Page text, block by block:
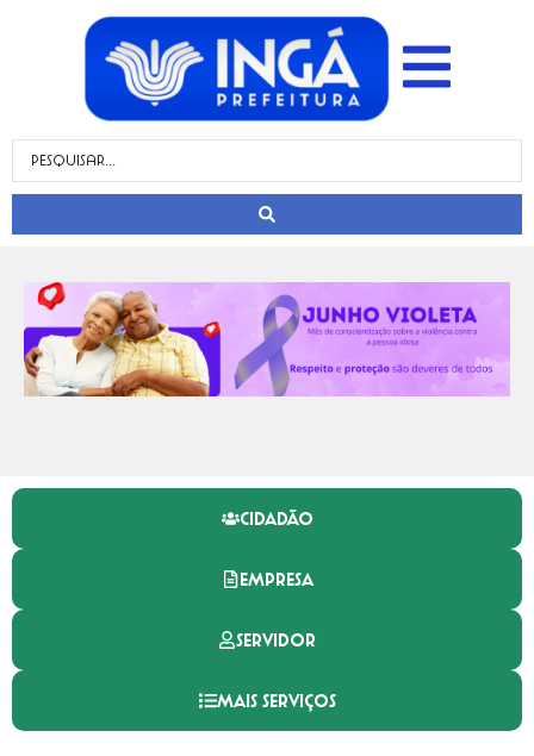
CIDADÃO
EMPRESA
SERVIDOR
MAIS SERVIÇOS